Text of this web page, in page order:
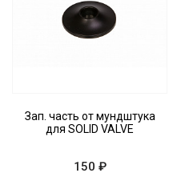
Зап. часть от мундштука
для SOLID VALVE
150 ₽